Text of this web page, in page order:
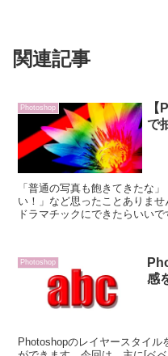
関連記事
Photoshop
で
「普通の写真も飽きてきたな
い！」など思ったことありま
ドラマチックにできたらいい
Photoshop
感
Photoshopのレイヤースタイル